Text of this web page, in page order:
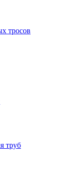
тросов
труб